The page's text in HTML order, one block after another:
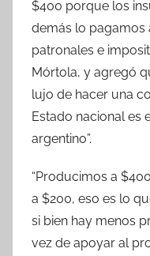
$400 porque los
demás lo pagamos
patronales e
Mórtola, y agregó
lujo de hacer una
Estado nacional es
argentino”.
“Producimos a
a $200, eso es lo
si bien hay menos
vez de apoyar al